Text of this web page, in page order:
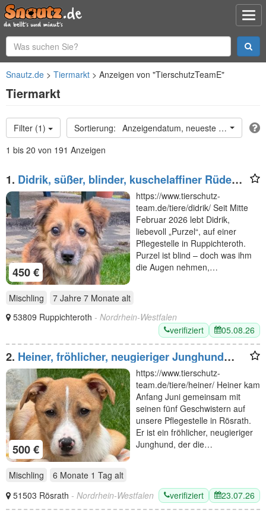
Snautz.de Tiermarkt Anzeigen von "TierschutzTeamE"
Tiermarkt
Filter (1)
Anzeigendatum, neueste oben
1 bis 20 von 191 Anzeigen
1. Didrik, süßer, blinder, kuschelaffiner Rüde
sucht ein liebevolles Zuhause, 7J, 45 cm
450 €
https://www.tierschutz-
team.de/tiere/didrik/ Seit Mitte
Februar 2026 lebt Didrik,
liebevoll „Purzel“, auf einer
Pflegestelle in Ruppichteroth.
Purzel ist blind – doch was ihm
die Augen nehmen,…
Mischling 7 Jahre 7 Monate alt
53809 Ruppichteroth - Nordrhein-Westfalen
verifiziert
05.08.26
2. Heiner, fröhlicher, neugieriger Junghund
sucht neues, spannendes Wirkungsfeld, 5M, 48
cm
500 €
https://www.tierschutz-
team.de/tiere/heiner/ Heiner kam
Anfang Juni gemeinsam mit
seinen fünf Geschwistern auf
unsere Pflegestelle in Rösrath.
Er ist ein fröhlicher, neugieriger
Junghund, der die…
Mischling 6 Monate 1 Tag alt
51503 Rösrath - Nordrhein-Westfalen verifiziert 23.07.26